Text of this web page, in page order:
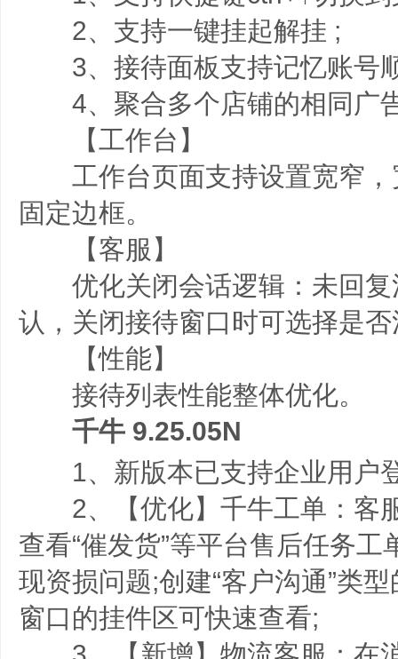
2、支持一键挂起解挂 ;
3、接待面板支持记忆账号
4、聚合多个店铺的相同广
【工作台】
工作台页面支持设置宽窄，
固定边框。
【客服】
优化关闭会话逻辑：未回复
认，关闭接待窗口时可选择是
【性能】
接待列表性能整体优化。
千牛 9.25.05N
1、新版本已支持企业用户
2、【优化】千牛工单：客
查看“催发货”等平台售后任务
现资损问题;创建“客户沟通”类
窗口的挂件区可快速查看;